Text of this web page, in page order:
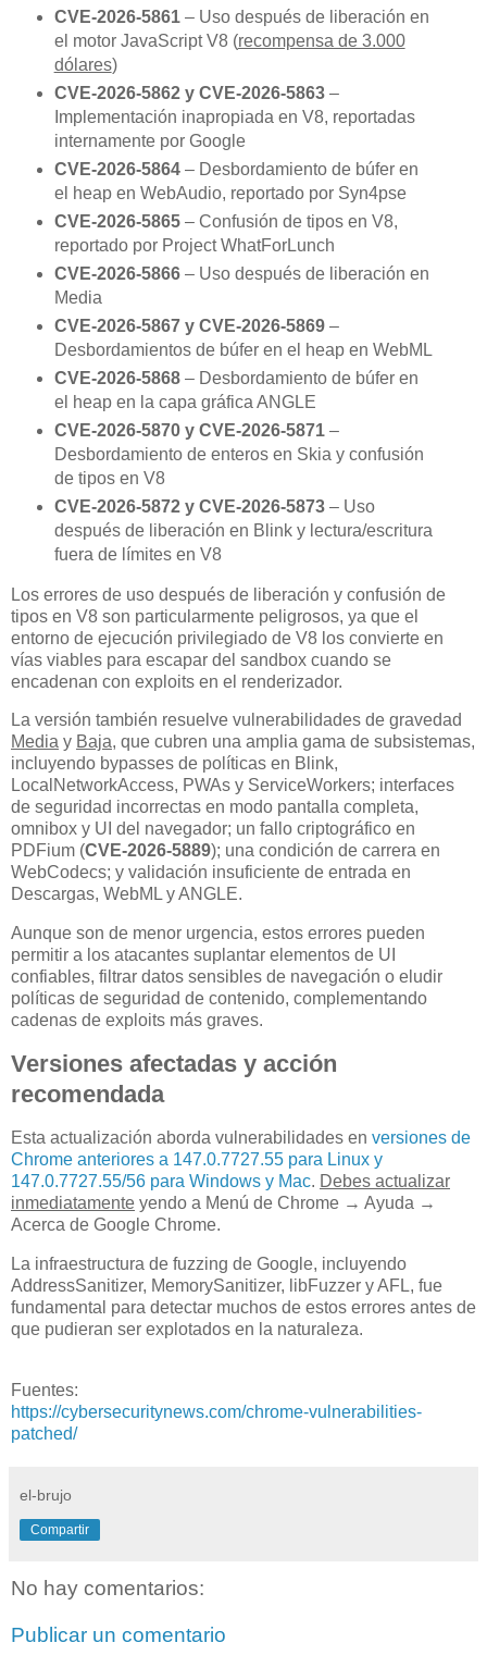
CVE-2026-5861– Uso después de liberación en
el motor JavaScript V8 (recompensa de 3.000
dólares)
CVE-2026-5862 y CVE-2026-5863–
Implementación inapropiada en V8, reportadas
internamente por Google
CVE-2026-5864– Desbordamiento de búfer en
el heap en WebAudio, reportado por Syn4pse
CVE-2026-5865– Confusión de tipos en V8,
reportado por Project WhatForLunch
CVE-2026-5866– Uso después de liberación en
Media
CVE-2026-5867 y CVE-2026-5869–
Desbordamientos de búfer en el heap en WebML
CVE-2026-5868– Desbordamiento de búfer en
el heap en la capa gráfica ANGLE
CVE-2026-5870 y CVE-2026-5871–
Desbordamiento de enteros en Skia y confusión
de tipos en V8
CVE-2026-5872 y CVE-2026-5873– Uso
después de liberación en Blink y lectura/escritura
fuera de límites en V8
Los errores de uso después de liberación y confusión de
tipos en V8 son particularmente peligrosos, ya que el
entorno de ejecución privilegiado de V8 los convierte en
vías viables para escapar del sandbox cuando se
encadenan con exploits en el renderizador.
La versión también resuelve vulnerabilidades de gravedad
Media y Baja, que cubren una amplia gama de subsistemas,
incluyendo bypasses de políticas en Blink,
LocalNetworkAccess, PWAs y ServiceWorkers; interfaces
de seguridad incorrectas en modo pantalla completa,
omnibox y UI del navegador; un fallo criptográfico en
PDFium (CVE-2026-5889); una condición de carrera en
WebCodecs; y validación insuficiente de entrada en
Descargas, WebML y ANGLE.
Aunque son de menor urgencia, estos errores pueden
permitir a los atacantes suplantar elementos de UI
confiables, filtrar datos sensibles de navegación o eludir
políticas de seguridad de contenido, complementando
cadenas de exploits más graves.
Versiones afectadas y acción
recomendada
Esta actualización aborda vulnerabilidades en versiones de
Chrome anteriores a 147.0.7727.55 para Linux y
147.0.7727.55/56 para Windows y Mac. Debes actualizar
inmediatamente yendo a Menú de Chrome → Ayuda →
Acerca de Google Chrome.
La infraestructura de fuzzing de Google, incluyendo
AddressSanitizer, MemorySanitizer, libFuzzer y AFL, fue
fundamental para detectar muchos de estos errores antes de
que pudieran ser explotados en la naturaleza.
Fuentes:
https://cybersecuritynews.com/chrome-vulnerabilities-
patched/
el-brujo
Compartir
No hay comentarios:
Publicar un comentario